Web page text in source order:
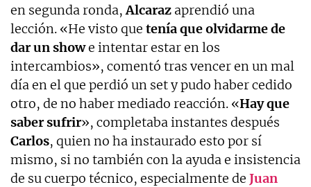
en segunda ronda,Alcaraz aprendió una
lección. «He visto que tenía que olvidarme de
dar un showe intentar estar en los
intercambios», comentó tras vencer en un mal
día en el que perdió un set y pudo haber cedido
otro, de no haber mediado reacción. «Hay que
saber sufrir», completaba instantes después
Carlos, quien no ha instaurado esto por sí
mismo, si no también con la ayuda e insistencia
de su cuerpo técnico, especialmente de Juan